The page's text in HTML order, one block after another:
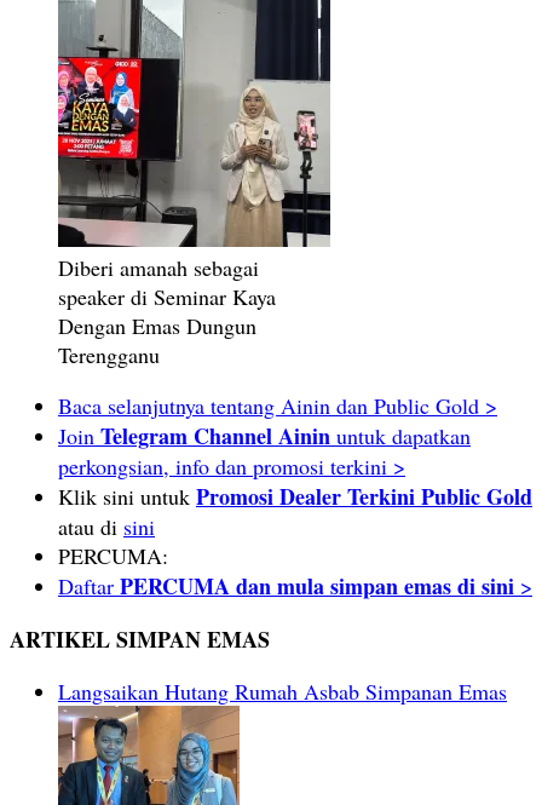
Diberi amanah sebagai
speaker di Seminar Kaya
Dengan Emas Dungun
Terengganu
Baca selanjutnya tentang Ainin dan Public Gold >
Join Telegram Channel Ainin untuk dapatkan
perkongsian, info dan promosi terkini >
Klik sini untuk Promosi Dealer Terkini Public Gold
atau di sini
PERCUMA:
Daftar PERCUMA dan mula simpan emas di sini >
ARTIKEL SIMPAN EMAS
Langsaikan Hutang Rumah Asbab Simpanan Emas